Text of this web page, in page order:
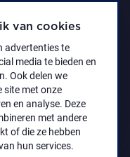
van cookies
advertenties te
media te bieden en
Ook delen we
site met onze
en analyse. Deze
met andere
of die ze hebben
hun services.
Kunsten